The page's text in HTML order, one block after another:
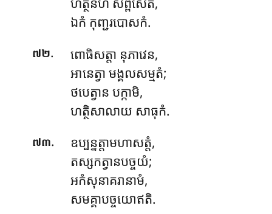
ឯកំ កុញ្ជរបោសកំ.
៧២.
ពោធិសត្តា នុភាវេន,
អានេត្វា មង្គលសម្មតំ;
ថបេត្វាន បក្កាមិ,
ហត្ថិសាលាយ សាធុកំ.
៧៣. ឧប្បន្នត្តាមហាសត្តំ,
តស្សកត្វានបច្ចយំ;
អកំសុនាគរានាមំ,
សមគ្គាបច្ចយោឥតិ.